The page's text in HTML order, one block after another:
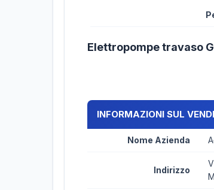
Elettropompe travaso
INFORMAZIONI SUL
Nome Azienda
Indirizzo